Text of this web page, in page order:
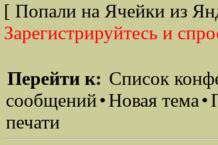
[ Попали на Ячейки из
Зарегистрируйтесь и
Перейти к: Список
сообщений•Новая тема•
печати